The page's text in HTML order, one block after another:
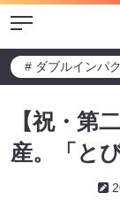
Menu
# ダブルインパ
【祝・第
産。「と